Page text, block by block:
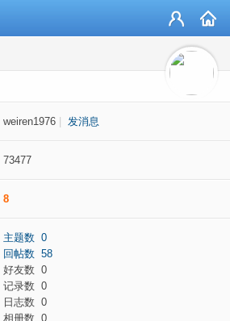
weiren1976 发消息
73477
8
主题数 0
回帖数 58
好友数 0
记录数 0
日志数 0
相册数 0